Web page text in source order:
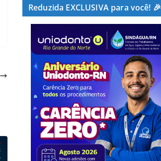
Reduzida EXCLUSIVA para você! 🎉